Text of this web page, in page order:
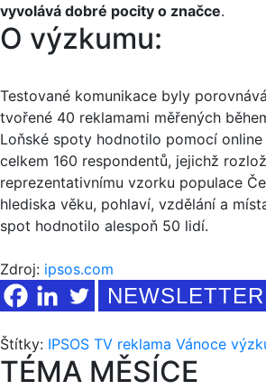
vyvolává dobré pocity o značce.
O výzkumu:
Testované komunikace byly
tvořené 40 reklamami měřených
Loňské spoty hodnotilo pomocí online
celkem 160 respondentů, jejichž
reprezentativnímu vzorku populace
hlediska věku, pohlaví, vzdělání a
spot hodnotilo alespoň 50 lidí.
Zdroj: ipsos.com
NEWSLETTER
Štítky: IPSOS TV reklama Vánoce
TÉMA MĚSÍCE